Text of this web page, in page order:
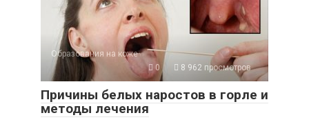
Образования на коже
0
8 962 просмотров
Причины белых наростов в горле и
методы лечения